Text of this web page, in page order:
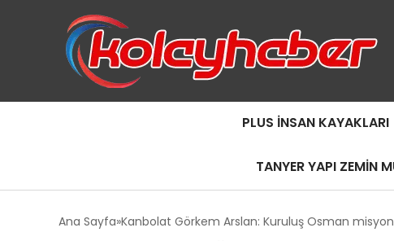
PLUS İNSAN KAYAKLARI
TANYER YAPI ZEMIN
Ana Sayfa Kanbolat Görkem Arslan: Kuruluş Osman